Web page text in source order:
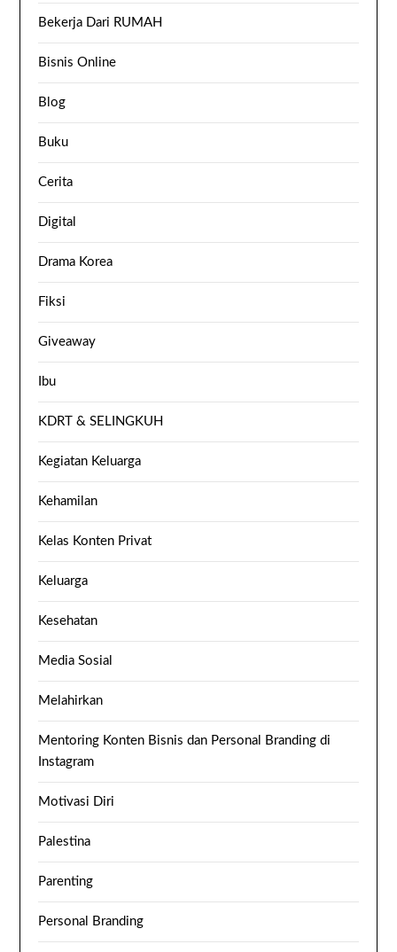
Bekerja Dari RUMAH
Bisnis Online
Blog
Buku
Cerita
Digital
Drama Korea
Fiksi
Giveaway
Ibu
KDRT & SELINGKUH
Kegiatan Keluarga
Kehamilan
Kelas Konten Privat
Keluarga
Kesehatan
Media Sosial
Melahirkan
Mentoring Konten Bisnis dan Personal Branding di
Instagram
Motivasi Diri
Palestina
Parenting
Personal Branding